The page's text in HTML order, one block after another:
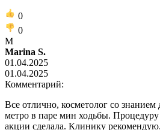
0
0
M
Marina S.
01.04.2025
01.04.2025
Комментарий:
Все отлично, косметолог со знанием
метро в паре мин ходьбы.
акции сделала. Клинику рекомендую.